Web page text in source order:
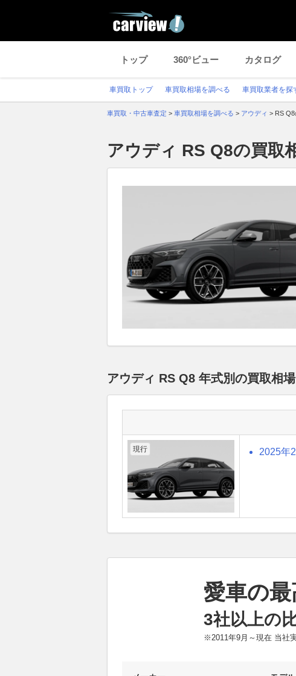
トップ 360°ビュー カタログ
車買取トップ 車買取相場を調べる 車買取業者を探
車買取・中古車査定 > 車買取相場を調べる > アウディ > RS
アウディ RS Q8の買取
アウディ RS Q8 年式別の買取相
現行 2025年
愛車の最
3社以上の
※2011年9月～現在 当社